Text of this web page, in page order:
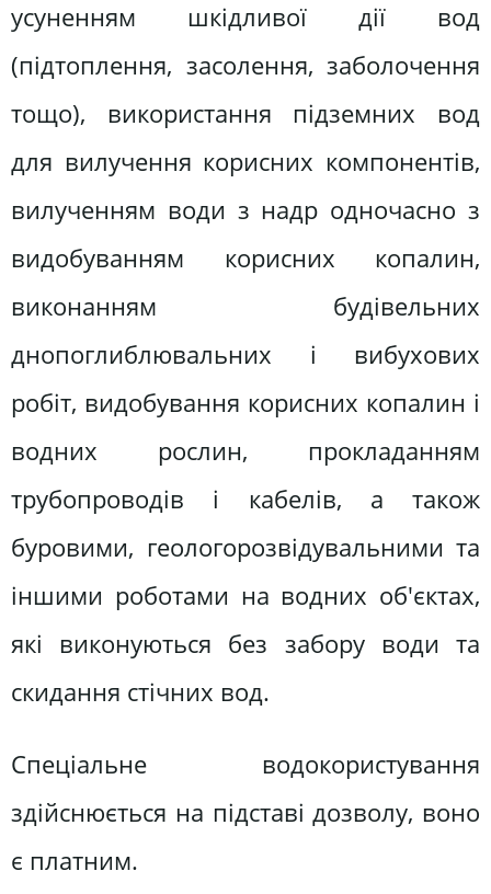
усуненням шкідливої дії вод
(підтоплення, засолення, заболочення
тощо), використання підземних вод
для вилучення корисних компонентів,
вилученням води з надр одночасно з
видобуванням корисних копалин,
виконанням будівельних
днопоглиблювальних і вибухових
робіт, видобування корисних копалин і
водних рослин, прокладанням
трубопроводів і кабелів, а також
буровими, геологорозвідувальними та
іншими роботами на водних об'єктах,
які виконуються без забору води та
скидання стічних вод.
Спеціальне водокористування
здійснюється на підставі дозволу, воно
є платним.